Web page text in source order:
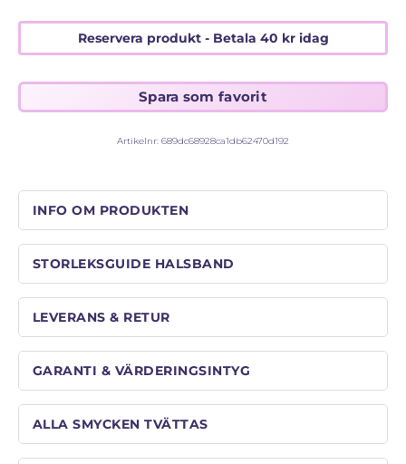
Reservera produkt - Betala 40 kridag
Artikelnr: 689dc68928ca1db62470d192
INFO OM PRODUKTEN
STORLEKSGUIDE HALSBAND
LEVERANS & RETUR
GARANTI & VÄRDERINGSINTYG
ALLA SMYCKEN TVÄTTAS